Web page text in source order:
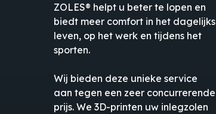
ZOLES® helpt u beter te lopen en
biedt meer comfort in het dagelijks
leven, op het werk en tijdens het
sporten.
Wij bieden deze unieke service
aan tegen een zeer concurrerende
prijs. We 3D-printen uw inlegzolen